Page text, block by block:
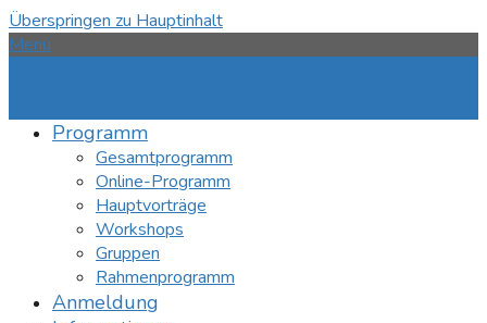
Überspringen zu Hauptinhalt
Menü
Programm
Gesamtprogramm
Online-Programm
Hauptvorträge
Workshops
Gruppen
Rahmenprogramm
Anmeldung